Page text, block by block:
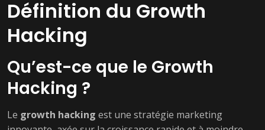
Définition du Growth
Hacking
Qu’est-ce que le Growth
Hacking ?
Le growth hacking est une stratégie marketing